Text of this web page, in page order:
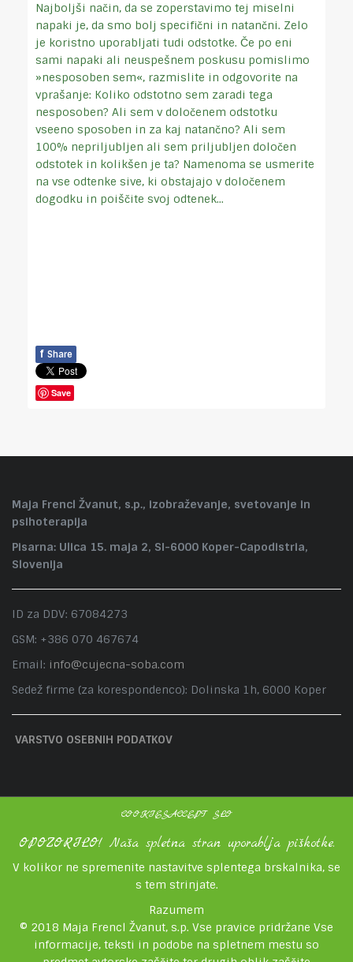
Najboljši način, da se zoperstavimo tej miselni
napaki je, da smo bolj specifični in natančni. Zelo
je koristno uporabljati tudi odstotke. Če po eni
sami napaki ali neuspešnem poskusu pomislimo
»nesposoben sem«, razmislite in odgovorite na
vprašanje: Koliko odstotno sem zaradi tega
nesposoben? Ali sem v določenem odstotku
vseeno sposoben in za kaj natančno? Ali sem
100% nepriljubljen ali sem priljubljen določen
odstotek in kolikšen je ta? Namenoma se usmerite
na vse odtenke sive, ki obstajajo v določenem
dogodku in poiščite svoj odtenek...
f Share
Save
Maja Frencl Žvanut, s.p., izobraževanje, svetovanje in
psihoterapija
Pisarna: Ulica 15. maja 2, SI-6000 Koper-Capodistria,
Slovenija
ID za DDV: 67084273
GSM: +386 070 467674
Email: info@cujecna-soba.com
Sedež firme (za korespondenco): Dolinska 1h, 6000 Koper
VARSTVO OSEBNIH PODATKOV
COOKIESACCEPT SLO
OPOZORILO! Naša spletna stran uporablja piškotke.
V kolikor ne spremenite nastavitve splentega brskalnika, se
s tem strinjate.
Razumem
© 2018 Maja Frencl Žvanut, s.p. Vse pravice pridržane Vse
informacije, teksti in podobe na spletnem mestu so